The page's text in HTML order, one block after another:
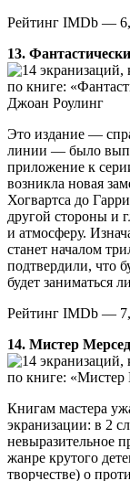
Рейтинг IMDb —
13.
по книге:
Джоан Роулинг
Это издание —
линии — было
приложение к
возникла новая
Хогвартса до
другой стороны и
и атмосферу.
станет началом
подтвердили, что
будет заниматься
Рейтинг IMDb —
14. Мистер
по книге: «Мистер
Книгам мастера
экранизации: в 2
невыразительное
жанре крутого
творчестве) о